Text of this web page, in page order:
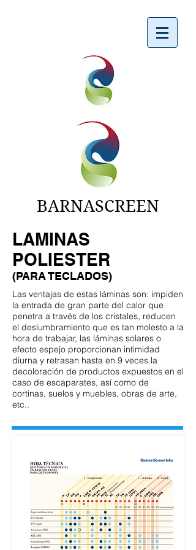
BARNASCREEN
LAMINAS
POLIESTER
(PARA TECLADOS)
Las ventajas de estas láminas son: impiden
la entrada de gran parte del calor que
penetra a través de los cristales, reducen
el deslumbramiento que es tan molesto a la
hora de trabajar, las láminas solares o
efecto espejo proporcionan intimidad
diurna y retrasan hasta en 9 veces la
decoloración de productos expuestos en el
caso de escaparates, así como de
cortinas, suelos y muebles, obras de arte,
etc..